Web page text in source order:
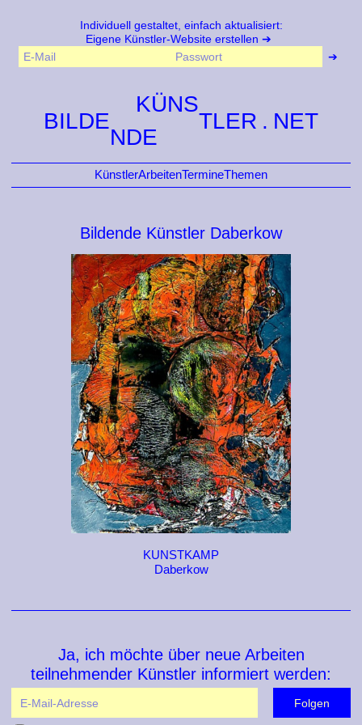
Individuell gestaltet, einfach aktualisiert:
Eigene Künstler-Website erstellen
BILDE
NDE
KÜNS
TLER
KünstlerArbeitenTermineThemen
Bildende Künstler Daberkow
KUNSTKAMP
Daberkow
Ja, ich möchte über neue Arbeiten
teilnehmender Künstler informiert werden: